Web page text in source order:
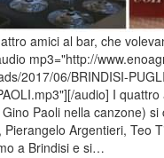
amici al bar, che
mp3="http://
2017/06/BRINDISI-
audio] I
Paoli nella canzone) si
Pierangelo Argentieri, Teo
a Brindisi e si…